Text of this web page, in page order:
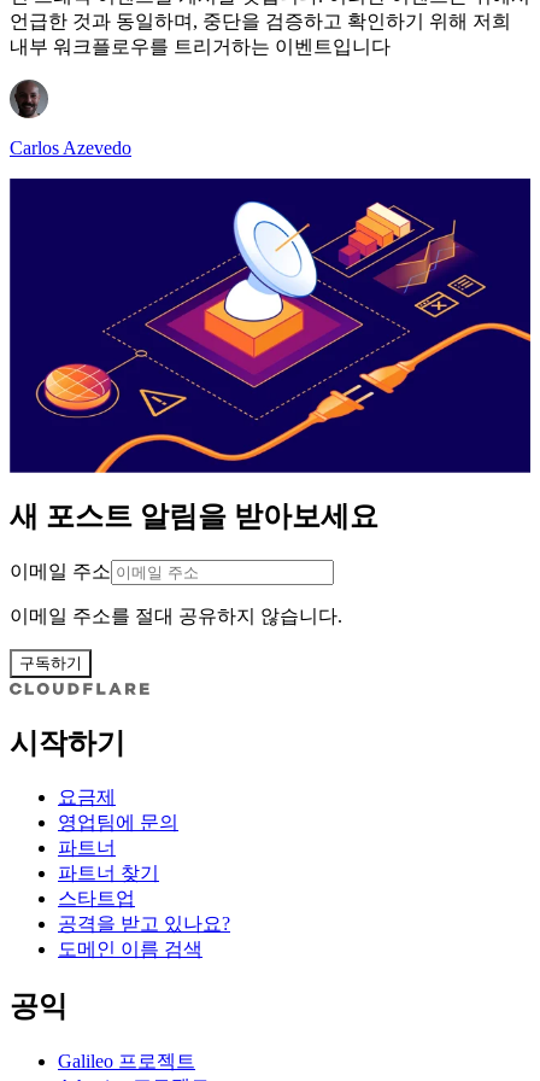
언급한 것과 동일하며, 중단을 검증하고 확인하기 위해 저희
내부 워크플로우를 트리거하는 이벤트입니다
Carlos Azevedo
새 포스트 알림을 받아보세요
이메일 주소
이메일 주소를 절대 공유하지 않습니다.
구독하기
시작하기
요금제
영업팀에 문의
파트너
파트너 찾기
스타트업
공격을 받고 있나요?
도메인 이름 검색
공익
Galileo 프로젝트